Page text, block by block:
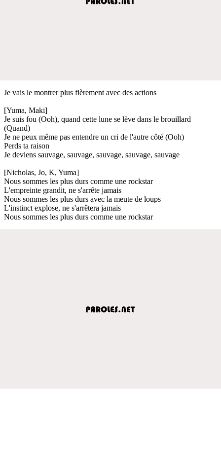
Je vais le montrer plus fièrement avec des actions
[Yuma, Maki]
Je suis fou (Ooh), quand cette lune se lève dans le brouillard
(Quand)
Je ne peux même pas entendre un cri de l'autre côté (Ooh)
Perds ta raison
Je deviens sauvage, sauvage, sauvage, sauvage, sauvage
[Nicholas, Jo, K, Yuma]
Nous sommes les plus durs comme une rockstar
L'empreinte grandit, ne s'arrête jamais
Nous sommes les plus durs avec la meute de loups
L'instinct explose, ne s'arrêtera jamais
Nous sommes les plus durs comme une rockstar